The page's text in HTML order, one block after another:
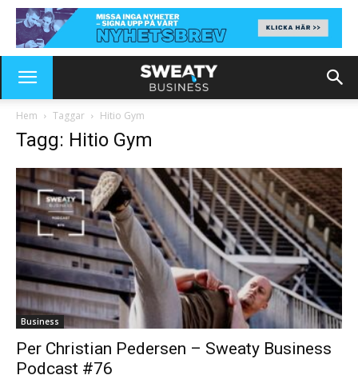
Hem Taggar Hitio Gym
Tagg: Hitio Gym
Business
Per Christian Pedersen – Sweaty Business
Podcast #76